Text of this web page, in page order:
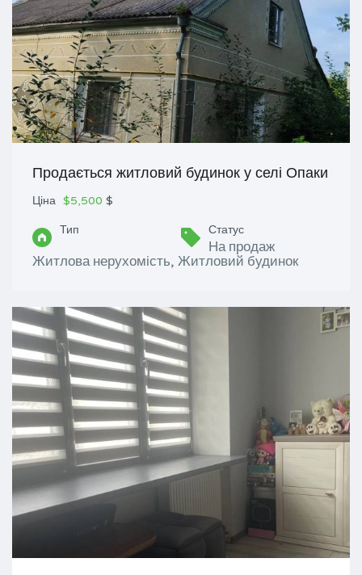
Продається житловий будинок у селі Опаки
Ціна $5,500 $
Тип
Житлова нерухомість, Житловий будинок
Статус
На продаж